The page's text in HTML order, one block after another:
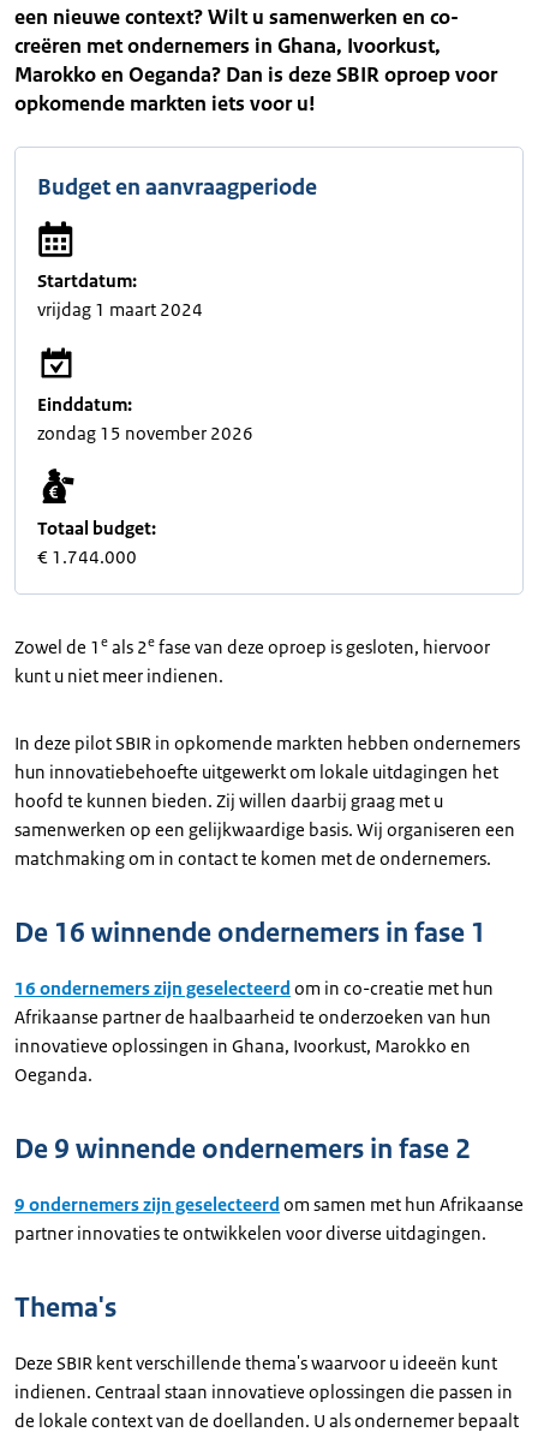
een nieuwe context? Wilt u samenwerken en co-
creëren met ondernemers in Ghana, Ivoorkust,
Marokko en Oeganda? Dan is deze SBIR oproep voor
opkomende markten iets voor u!
Budget en aanvraagperiode
Startdatum:
vrijdag 1 maart 2024
Einddatum:
zondag 15 november 2026
Totaal budget:
€ 1.744.000
Zowel de 1 e als 2e fase van deze oproep is gesloten, hiervoor
kunt u niet meer indienen.
In deze pilot SBIR in opkomende markten hebben ondernemers
hun innovatiebehoefte uitgewerkt om lokale uitdagingen het
hoofd te kunnen bieden. Zij willen daarbij graag met u
samenwerken op een gelijkwaardige basis. Wij organiseren een
matchmaking om in contact te komen met de ondernemers.
De 16 winnende ondernemers in fase 1
16 ondernemers zijn geselecteerd om in co-creatie met hun
Afrikaanse partner de haalbaarheid te onderzoeken van hun
innovatieve oplossingen in Ghana, Ivoorkust, Marokko en
Oeganda.
De 9 winnende ondernemers in fase 2
9 ondernemers zijn geselecteerd om samen met hun Afrikaanse
partner innovaties te ontwikkelen voor diverse uitdagingen.
Thema's
Deze SBIR kent verschillende thema's waarvoor u ideeën kunt
indienen. Centraal staan innovatieve oplossingen die passen in
de lokale context van de doellanden. U als ondernemer bepaalt